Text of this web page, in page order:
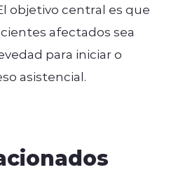
objetivo central es que
afectados sea
para iniciar o
asistencial.